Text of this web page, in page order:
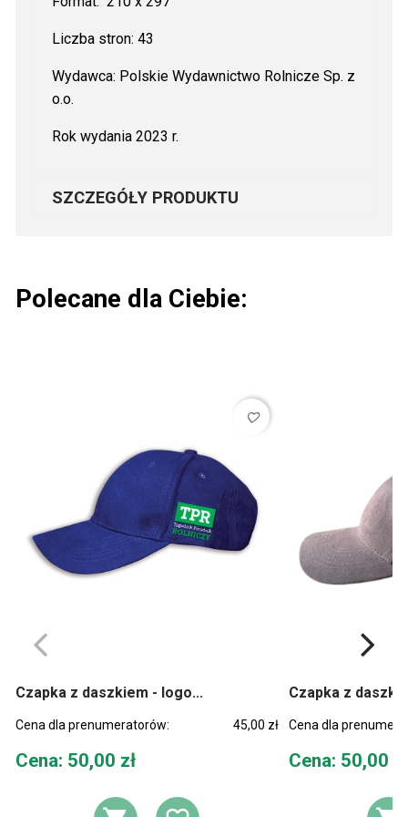
Liczba stron: 43
Wydawca: Polskie Wydawnictwo Rolnicze Sp. z
o.o.
Rok wydania 2023 r.
SZCZEGÓŁY PRODUKTU
Polecane dla Ciebie:
favorite_border
Czapka z daszkiem - logo...
Cena dla prenumeratorów: 45,00 zł
Cena
Cena: 50,00 zł
Czapka z
Cena dla
Cena
Cena: 50,00